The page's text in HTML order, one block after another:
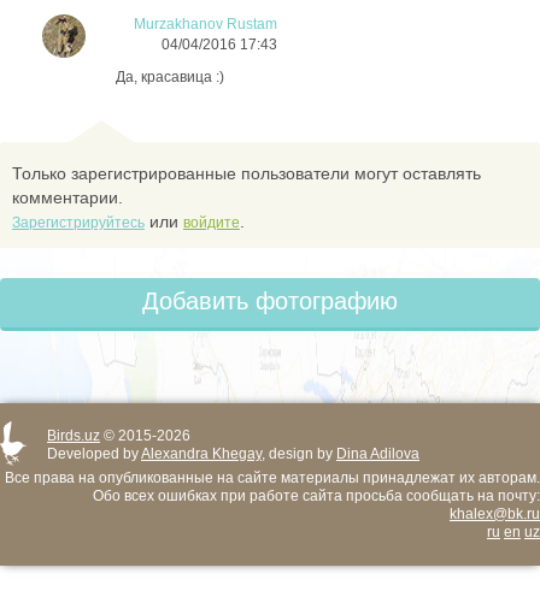
Murzakhanov Rustam
04/04/2016 17:43
Да, красавица :)
Только зарегистрированные пользователи могут оставлять
комментарии.
Зарегистрируйтесь или войдите
Добавить фотографию
Birds.uz © 2015-2026
Developed byAlexandra Khegay, design by Dina Adilova
Все права на опубликованные на сайте материалы принадлежат их авторам.
Обо всех ошибках при работе сайта просьба сообщать на почту:
khalex@bk.ru
ru en uz